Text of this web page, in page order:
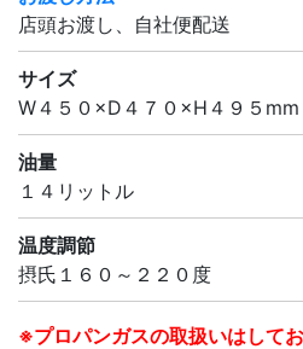
店頭お渡し、自社便配送
サイズ
W４５０×D４７０×H４９５mm
油量
１４リットル
温度調節
摂氏１６０～２２０度
※プロパンガスの取扱いはしてお